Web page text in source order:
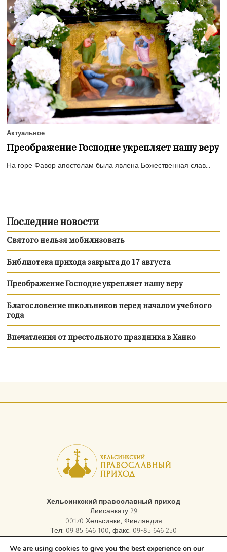
Актуальное
Преображение Господне укрепляет нашу веру
На горе Фавор апостолам была явлена Божественная слав...
Последние новости
Святого нельзя мобилизовать
Библиотека прихода закрыта до 17 августа
Преображение Господне укрепляет нашу веру
Благословение школьников перед началом учебного
года
Впечатления от престольного праздника в Ханко
Хельсинкский православный приход
Лиисанкату 29
00170 Хельсинки, Финляндия
Тел: 09 85 646 100, факс. 09-85 646 250
электронная почта:asiakaspalvelu.helsinki@ort.fi
We are using cookies to give you the best experience on our